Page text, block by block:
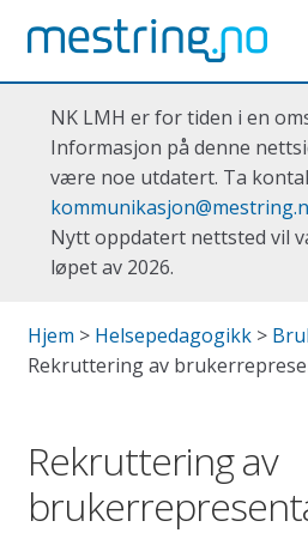
Hopp
til
navigasjon
Hopp
til
innhold
NK LMH er for tiden i en
Informasjon på denne
være noe utdatert. Ta
Nytt oppdatert nettsted vil
løpet av 2026.
Hjem > Helsepedagogikk>
Rekruttering av
Rekruttering av